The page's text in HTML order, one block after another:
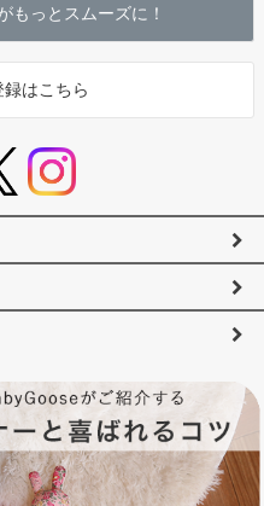
へ
もっとスムーズに！
録はこちら